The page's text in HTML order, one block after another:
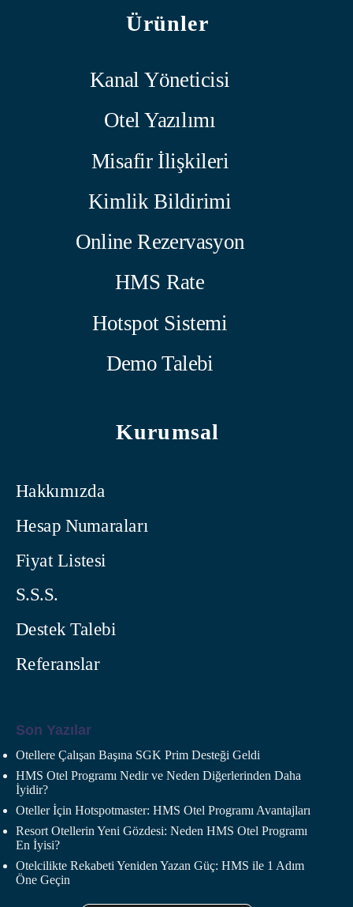
Ürünler
Kanal Yöneticisi
Otel Yazılımı
Misafir İlişkileri
Kimlik Bildirimi
Online Rezervasyon
HMS Rate
Hotspot Sistemi
Demo Talebi
Kurumsal
Hakkımızda
Hesap Numaraları
Fiyat Listesi
S.S.S.
Destek Talebi
Referanslar
Son Yazılar
Otellere Çalışan Başına SGK Prim Desteği Geldi
HMS Otel Programı Nedir ve Neden Diğerlerinden Daha
İyidir?
Oteller İçin Hotspotmaster: HMS Otel Programı Avantajları
Resort Otellerin Yeni Gözdesi: Neden HMS Otel Programı
En İyisi?
Otelcilikte Rekabeti Yeniden Yazan Güç: HMS ile 1 Adım
Öne Geçin